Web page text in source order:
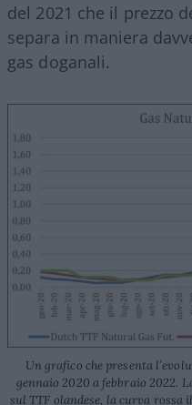
del 2021 che il prezzo
separa in maniera
gas doganali.
Un grafico che presenta
gennaio 2020 a febbraio 2022.
sul TTF olandese, la curva rossa